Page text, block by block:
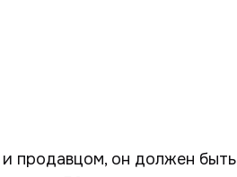
продавцом, он должен быть